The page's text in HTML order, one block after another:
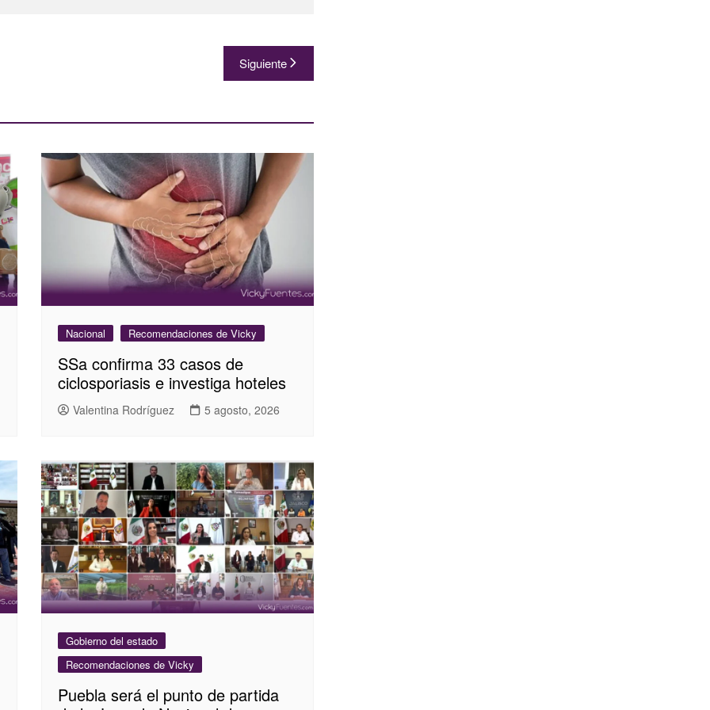
Siguiente
Nacional Recomendaciones de Vicky
SSa confirma 33 casos de
ciclosporiasis e investiga hoteles
Valentina Rodríguez 5 agosto, 2026
Gobierno del estado
Recomendaciones de Vicky
Puebla será el punto de partida